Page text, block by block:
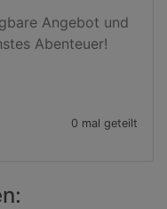
Angebot und
Abenteuer!
0 mal geteilt